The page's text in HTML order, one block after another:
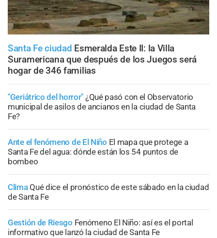
Santa Fe ciudad Esmeralda Este II: la Villa
Suramericana que después de los Juegos será
hogar de 346 familias
"Geriátrico del horror" ¿Qué pasó con el Observatorio
municipal de asilos de ancianos en la ciudad de Santa
Fe?
Ante el fenómeno de El Niño El mapa que protege a
Santa Fe del agua: dónde están los 54 puntos de
bombeo
Clima Qué dice el pronóstico de este sábado en la ciudad
de Santa Fe
Gestión de Riesgo Fenómeno El Niño: así es el portal
informativo que lanzó la ciudad de Santa Fe